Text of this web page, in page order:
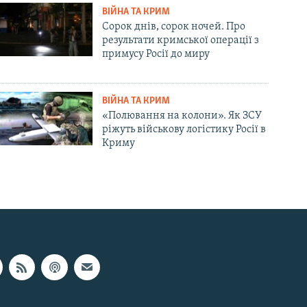
ВІЙНА ТА КРИМ
Сорок днів, сорок ночей. Про
результати кримської операції з
примусу Росії до миру
ВІЙНА ТА КРИМ
«Полювання на колони». Як ЗСУ
ріжуть військову логістику Росії в
Криму